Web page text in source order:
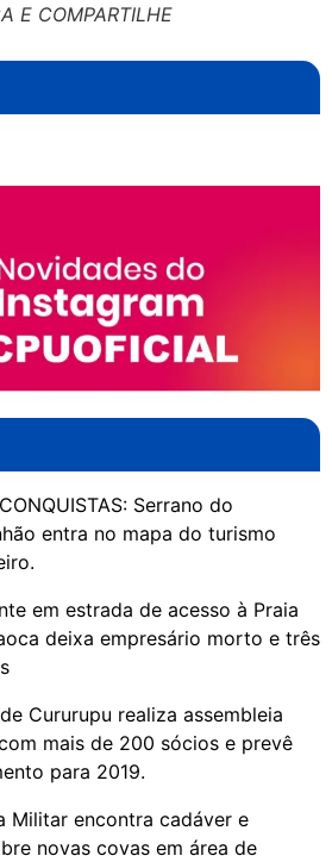
E COMPARTILHE
Serrano do
entra no mapa do turismo
em estrada de acesso à Praia
deixa empresário morto e três
Cururupu realiza assembleia
mais de 200 sócios e prevê
para 2019.
Militar encontra cadáver e
novas covas em área de